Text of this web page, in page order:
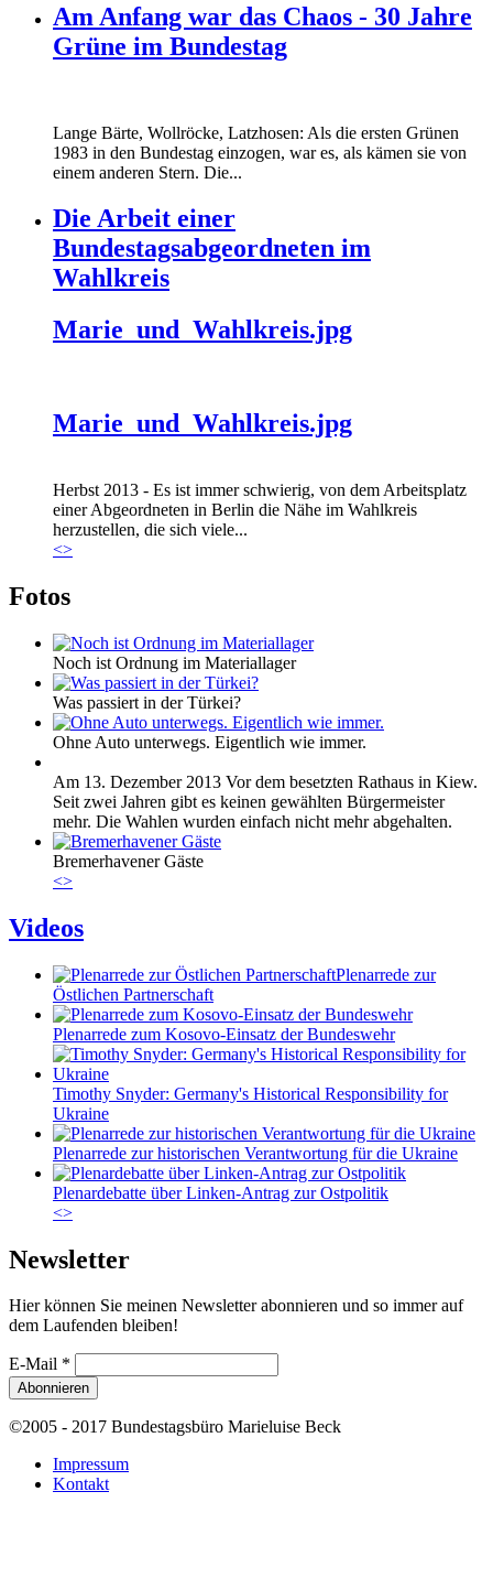
Am Anfang war das Chaos - 30 Jahre
Grüne im Bundestag
Lange Bärte, Wollröcke, Latzhosen: Als die ersten Grünen
1983 in den Bundestag einzogen, war es, als kämen sie von
einem anderen Stern. Die...
Die Arbeit einer
Bundestagsabgeordneten im
Wahlkreis
Marie_und_Wahlkreis.jpg
Marie_und_Wahlkreis.jpg
Herbst 2013 - Es ist immer schwierig, von dem Arbeitsplatz
einer Abgeordneten in Berlin die Nähe im Wahlkreis
herzustellen, die sich viele...
<>
Fotos
Noch ist Ordnung im Materiallager
Was passiert in der Türkei?
Ohne Auto unterwegs. Eigentlich wie immer.
Am 13. Dezember 2013 Vor dem besetzten Rathaus in Kiew.
Seit zwei Jahren gibt es keinen gewählten Bürgermeister
mehr. Die Wahlen wurden einfach nicht mehr abgehalten.
Bremerhavener Gäste
<>
Videos
Plenarrede zur
Östlichen Partnerschaft
Plenarrede zum Kosovo-Einsatz der Bundeswehr
Timothy Snyder: Germany's Historical Responsibility for
Ukraine
Plenarrede zur historischen Verantwortung für die Ukraine
Plenardebatte über Linken-Antrag zur Ostpolitik
<>
Newsletter
Hier können Sie meinen Newsletter abonnieren und so immer auf
dem Laufenden bleiben!
E-Mail *
©2005 - 2017 Bundestagsbüro Marieluise Beck
Impressum
Kontakt